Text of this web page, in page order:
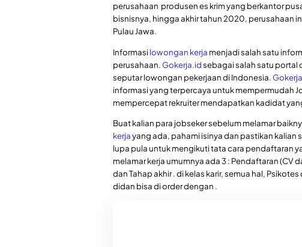
perusahaan produsen es krim yang berkantor
bisnisnya, hingga akhir tahun 2020, perusahaan
Pulau Jawa.
Informasi lowongan kerja menjadi salah satu
perusahaan. Gokerja.idsebagai salah satu portal
seputar lowongan pekerjaan di Indonesia.
informasi yang terpercaya untuk mempermudah
mempercepat rekruiter mendapatkan kadidat
Buat kalian para jobseker sebelum melamar
kerjayang ada, pahami isinya dan pastikan
lupa pula untuk mengikuti tata cara pendaftaran
melamar kerja umumnya ada 3 : Pendaftaran (CV
dan Tahap akhir . di kelas karir, semua hal,
didan bisa di order dengan .